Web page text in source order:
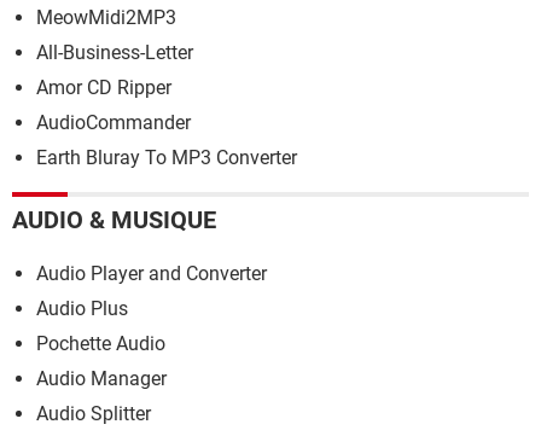
MeowMidi2MP3
All-Business-Letter
Amor CD Ripper
AudioCommander
Earth Bluray To MP3 Converter
AUDIO & MUSIQUE
Audio Player and Converter
Audio Plus
Pochette Audio
Audio Manager
Audio Splitter